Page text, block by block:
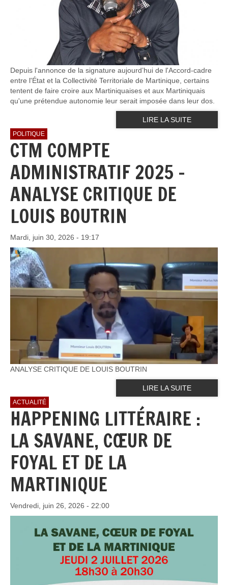
Depuis l'annonce de la signature aujourd’hui de l'Accord-cadre
entre l'État et la Collectivité Territoriale de Martinique, certains
tentent de faire croire aux Martiniquaises et aux Martiniquais
qu'une prétendue autonomie leur serait imposée dans leur dos.
LIRE LA SUITE
POLITIQUE
CTM COMPTE
ADMINISTRATIF 2025 -
ANALYSE CRITIQUE DE
LOUIS BOUTRIN
Mardi, juin 30, 2026 - 19:17
ANALYSE CRITIQUE DE LOUIS BOUTRIN
LIRE LA SUITE
ACTUALITÉ
HAPPENING LITTÉRAIRE :
LA SAVANE, CŒUR DE
FOYAL ET DE LA
MARTINIQUE
Vendredi, juin 26, 2026 - 22:00